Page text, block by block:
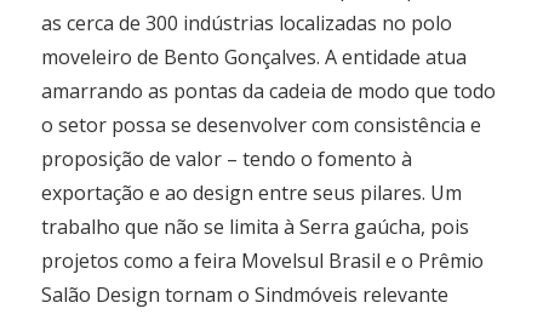
as cerca de 300 indústrias localizadas no polo
moveleiro de Bento Gonçalves. A entidade atua
amarrando as pontas da cadeia de modo que todo
o setor possa se desenvolver com consistência e
proposição de valor – tendo o fomento à
exportação e ao design entre seus pilares. Um
trabalho que não se limita à Serra gaúcha, pois
projetos como a feira Movelsul Brasil e o Prêmio
Salão Design tornam o Sindmóveis relevante